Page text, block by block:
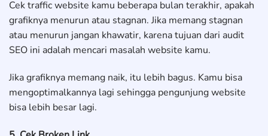
Cek traffic website kamu beberapa bulan terakhir, apakah
grafiknya menurun atau stagnan. Jika memang stagnan
atau menurun jangan khawatir, karena tujuan dari audit
SEO ini adalah mencari masalah website kamu.
Jika grafiknya memang naik, itu lebih bagus. Kamu bisa
mengoptimalkannya lagi sehingga pengunjung website
bisa lebih besar lagi.